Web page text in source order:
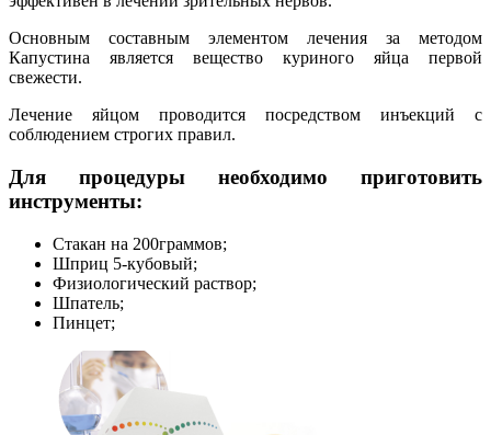
Основным составным элементом лечения за методом
Капустина является вещество куриного яйца первой
свежести.
Лечение яйцом проводится посредством инъекций с
соблюдением строгих правил.
Для процедуры необходимо приготовить
инструменты:
Стакан на 200граммов;
Шприц 5-кубовый;
Физиологический раствор;
Шпатель;
Пинцет;